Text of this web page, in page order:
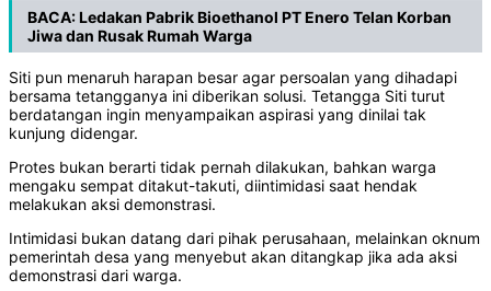
BACA:Ledakan Pabrik Bioethanol PT Enero Telan Korban
Jiwa dan Rusak Rumah Warga
Siti pun menaruh harapan besar agar persoalan yang dihadapi
bersama tetangganya ini diberikan solusi. Tetangga Siti turut
berdatangan ingin menyampaikan aspirasi yang dinilai tak
kunjung didengar.
Protes bukan berarti tidak pernah dilakukan, bahkan warga
mengaku sempat ditakut-takuti, diintimidasi saat hendak
melakukan aksi demonstrasi.
Intimidasi bukan datang dari pihak perusahaan, melainkan oknum
pemerintah desa yang menyebut akan ditangkap jika ada aksi
demonstrasi dari warga.